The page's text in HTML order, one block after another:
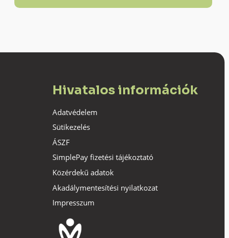
Hivatalos információk
Adatvédelem
Sütikezelés
ÁSZF
SimplePay fizetési tájékoztató
Közérdekű adatok
Akadálymentesítési nyilatkozat
Impresszum